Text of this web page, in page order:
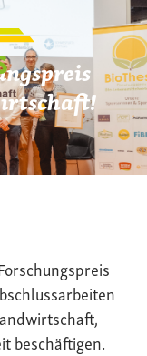
beschäftigen.